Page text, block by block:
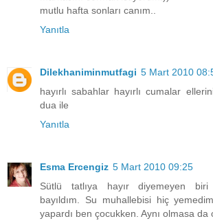
mutlu hafta sonları canım..
Yanıtla
Dilekhaniminmutfagi 5 Mart 2010
hayırlı sabahlar hayırlı cumalar
dua ile
Yanıtla
Esma Ercengiz 5 Mart 2010 09:25
Sütlü tatlıya hayır diyemeyen
bayıldım. Su muhallebisi hiç
yapardı ben çocukken. Aynı olmasa da